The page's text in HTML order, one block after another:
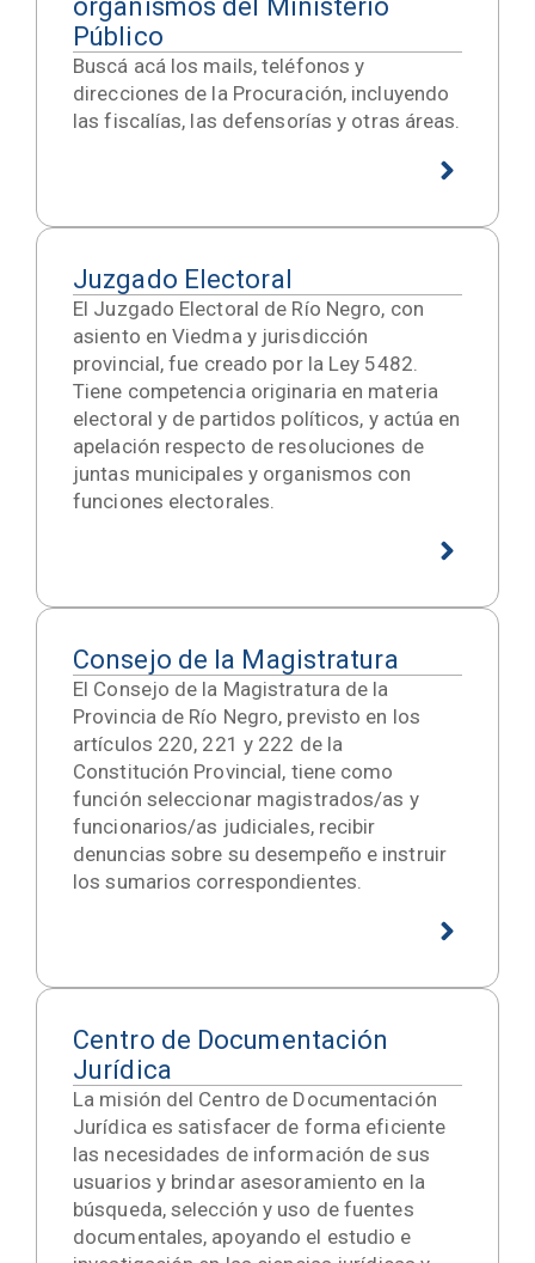
organismos del Ministerio
Público
Buscá acá los mails, teléfonos y
direcciones de la Procuración, incluyendo
las fiscalías, las defensorías y otras áreas.
Juzgado Electoral
El Juzgado Electoral de Río Negro, con
asiento en Viedma y jurisdicción
provincial, fue creado por la Ley 5482.
Tiene competencia originaria en materia
electoral y de partidos políticos, y actúa en
apelación respecto de resoluciones de
juntas municipales y organismos con
funciones electorales.
Consejo de la Magistratura
El Consejo de la Magistratura de la
Provincia de Río Negro, previsto en los
artículos 220, 221 y 222 de la
Constitución Provincial, tiene como
función seleccionar magistrados/as y
funcionarios/as judiciales, recibir
denuncias sobre su desempeño e instruir
los sumarios correspondientes.
Centro de Documentación
Jurídica
La misión del Centro de Documentación
Jurídica es satisfacer de forma eficiente
las necesidades de información de sus
usuarios y brindar asesoramiento en la
búsqueda, selección y uso de fuentes
documentales, apoyando el estudio e